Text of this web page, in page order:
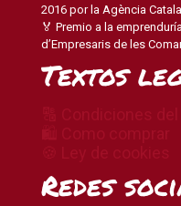
2016 por la Agència
🏅 Premio a la
d’Empresaris de les
Textos
Redes